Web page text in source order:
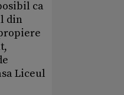
ca
din
Liceul